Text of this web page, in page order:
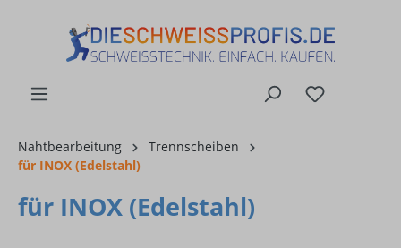
Nahtbearbeitung
Trennscheiben
für INOX (Edelstahl)
für INOX (Edelstahl)